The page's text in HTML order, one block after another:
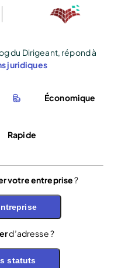
du Dirigeant, répond à
juridiques
Économique
Rapide
votre entreprise?
d’adresse ?
statuts